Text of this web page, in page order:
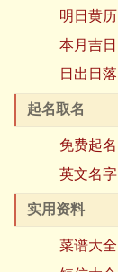
明日黄历
本月吉日
日出日落
起名取名
免费起名
英文名字
实用资料
菜谱大全